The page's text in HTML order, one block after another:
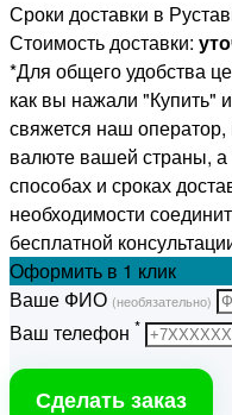
Сроки доставки в
Стоимость доставки:
*Для общего удобства
как вы нажали "Купить"
свяжется наш
валюте вашей страны, а
способах и сроках
необходимости
бесплатной
Оформить в 1 клик
Ваше ФИО (необязательно)
Ваш телефон *
Сделать заказ